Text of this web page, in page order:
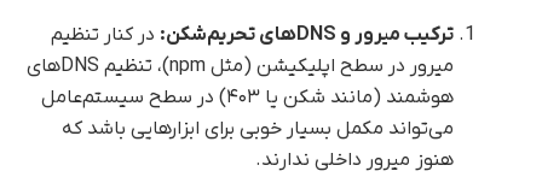
ترکیب میرور و DNSهای تحریم‌شکن: در کنار تنظیم
میرور در سطح اپلیکیشن (مثل npm)، تنظیم DNSهای
هوشمند (مانند شکن یا ۴۰۳) در سطح سیستم‌عامل
می‌تواند مکمل بسیار خوبی برای ابزارهایی باشد که
هنوز میرور داخلی ندارند.